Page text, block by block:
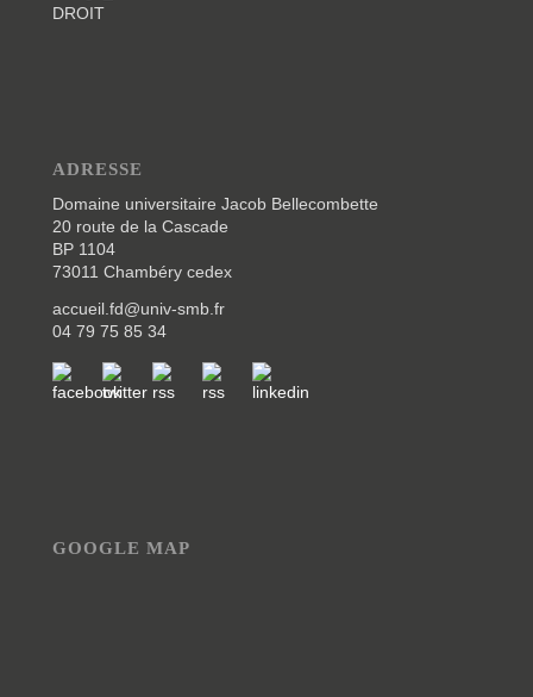
ADRESSE
Domaine universitaire Jacob Bellecombette
20 route de la Cascade
BP 1104
73011 Chambéry cedex
accueil.fd@univ-smb.fr
04 79 75 85 34
GOOGLE MAP